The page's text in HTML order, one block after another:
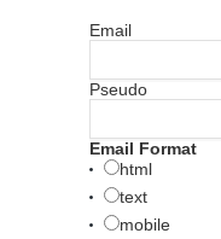
Email
Pseudo
Email Format
html
text
mobile